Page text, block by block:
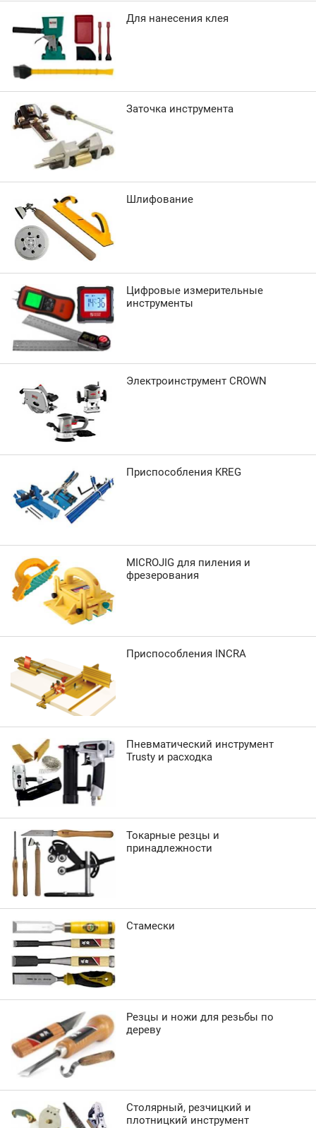
Для нанесения клея
Заточка инструмента
Шлифование
Цифровые измерительные
инструменты
Электроинструмент CROWN
Приспособления KREG
MICROJIG для пиления и
фрезерования
Приспособления INCRA
Пневматический инструмент
Trusty и расходка
Токарные резцы и
принадлежности
Стамески
Резцы и ножи для резьбы по
дереву
Столярный, резчицкий и
плотницкий инструмент